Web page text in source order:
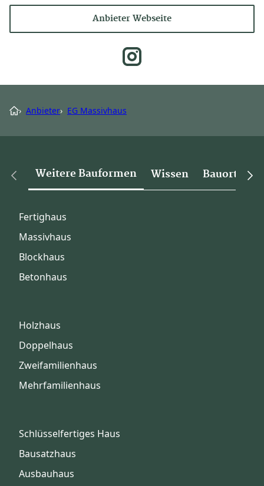
Anbieter Webseite
› Anbieter› EG Massivhaus
Weitere Bauformen Wissen Bauorte
Fertighaus
Massivhaus
Blockhaus
Betonhaus
Holzhaus
Doppelhaus
Zweifamilienhaus
Mehrfamilienhaus
Schlüsselfertiges Haus
Bausatzhaus
Ausbauhaus